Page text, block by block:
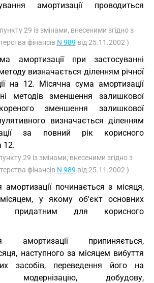
амортизації проводиться
29 із змінами, внесеними згідно з
фінансів N 989 від 25.11.2002 )
амортизації при застосуванні
визначається діленням річної
на 12. Місячна сума амортизації
методів зменшення залишкової
зменшення залишкової
визначається діленням
за повний рік корисного
12.
29 із змінами, внесеними згідно з
фінансів N 989 від 25.11.2002 )
амортизації починається з місяця,
у якому об'єкт основних
придатним для корисного
амортизації припиняється,
наступного за місяцем вибуття
засобів, переведення його на
модернізацію, добудову,